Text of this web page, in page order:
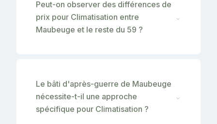
Peut-on observer des différences de
prix pour Climatisation entre
Maubeuge et le reste du 59 ?
⌄
Le bâti d'après-guerre de Maubeuge
nécessite-t-il une approche
spécifique pour Climatisation ?
⌄